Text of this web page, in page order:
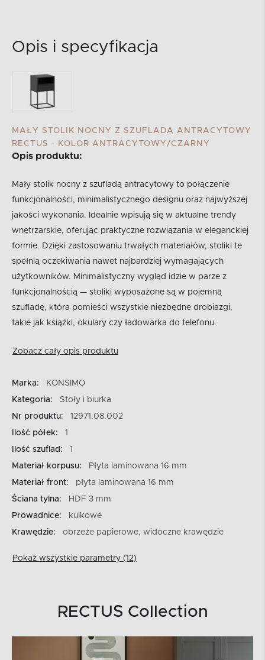
Opis i specyfikacja
MAŁY STOLIK NOCNY Z SZUFLADĄ ANTRACYTOWY
RECTUS - KOLOR ANTRACYTOWY/CZARNY
Opis produktu:
Mały stolik nocny z szufladą antracytowy to połączenie
funkcjonalności, minimalistycznego designu oraz najwyższej
jakości wykonania. Idealnie wpisują się w aktualne trendy
wnętrzarskie, oferując praktyczne rozwiązania w eleganckiej
formie. Dzięki zastosowaniu trwałych materiałów, stoliki te
spełnią oczekiwania nawet najbardziej wymagających
użytkowników. Minimalistyczny wygląd idzie w parze z
funkcjonalnością — stoliki wyposażone są w pojemną
szufladę, która pomieści wszystkie niezbędne drobiazgi,
takie jak książki, okulary czy ładowarka do telefonu.
Zobacz cały opis produktu
Marka:
KONSIMO
Kategoria:
Stoły i biurka
Nr produktu:
12971.08.002
Ilość półek:
1
Ilość szuflad:
1
Materiał korpusu:
Płyta laminowana 16 mm
Materiał front:
płyta laminowana 16 mm
Ściana tylna:
HDF 3 mm
Prowadnice:
kulkowe
Krawędzie:
obrzeże papierowe, widoczne krawędzie
Pokaż wszystkie parametry (12)
RECTUS Collection